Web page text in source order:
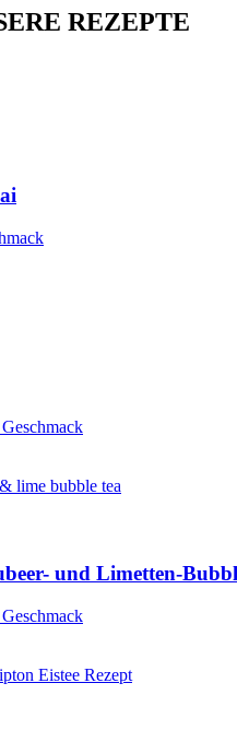
REZEPTE
und Limetten-